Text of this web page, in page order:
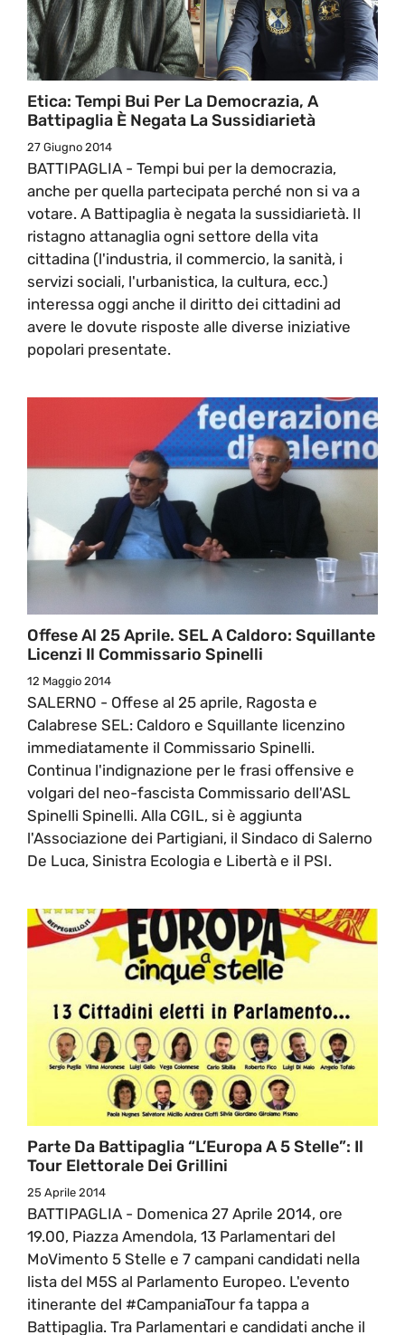
Etica: Tempi Bui Per La Democrazia, A
Battipaglia È Negata La Sussidiarietà
27 Giugno 2014
BATTIPAGLIA - Tempi bui per la democrazia,
anche per quella partecipata perché non si va a
votare. A Battipaglia è negata la sussidiarietà. Il
ristagno attanaglia ogni settore della vita
cittadina (l'industria, il commercio, la sanità, i
servizi sociali, l'urbanistica, la cultura, ecc.)
interessa oggi anche il diritto dei cittadini ad
avere le dovute risposte alle diverse iniziative
popolari presentate.
Offese Al 25 Aprile. SEL A Caldoro: Squillante
Licenzi Il Commissario Spinelli
12 Maggio 2014
SALERNO - Offese al 25 aprile, Ragosta e
Calabrese SEL: Caldoro e Squillante licenzino
immediatamente il Commissario Spinelli.
Continua l'indignazione per le frasi offensive e
volgari del neo-fascista Commissario dell'ASL
Spinelli Spinelli. Alla CGIL, si è aggiunta
l'Associazione dei Partigiani, il Sindaco di Salerno
De Luca, Sinistra Ecologia e Libertà e il PSI.
Parte Da Battipaglia “L’Europa A 5 Stelle”: Il
Tour Elettorale Dei Grillini
25 Aprile 2014
BATTIPAGLIA - Domenica 27 Aprile 2014, ore
19.00, Piazza Amendola, 13 Parlamentari del
MoVimento 5 Stelle e 7 campani candidati nella
lista del M5S al Parlamento Europeo. L'evento
itinerante del #CampaniaTour fa tappa a
Battipaglia. Tra Parlamentari e candidati anche il